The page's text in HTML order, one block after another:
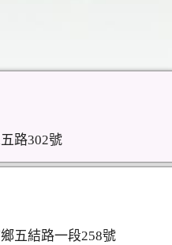
路302號
五結路一段258號